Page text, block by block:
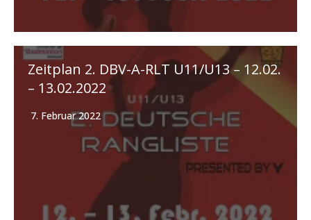
Zeitplan 2. DBV-A-RLT U11/U13 – 12.02.
– 13.02.2022
7. Februar 2022